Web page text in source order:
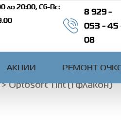
до 20:00, Сб-Вс:
8 929 -
053 - 45
08
АКЦИИ РЕМОНТ
>Optosoft Tint (1 флакон)